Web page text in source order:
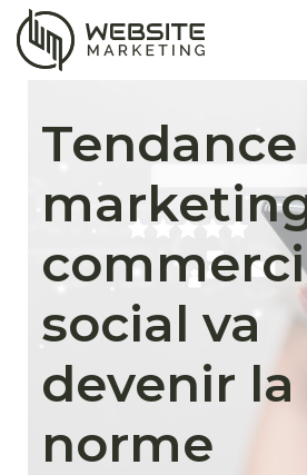
Tendance
social va
devenir la
norme